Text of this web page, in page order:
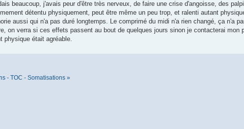
beaucoup, j'avais peur d'être très nerveux, de faire une crise d'angoisse, des
détentu physiquement, peut être même un peu trop, et ralenti autant
aussi qui n'a pas duré longtemps. Le comprimé du midi n'a rien changé, ça n'a
on verra si ces effets passent au bout de quelques jours sinon je contacterai
physique était agréable.
- TOC - Somatisations »